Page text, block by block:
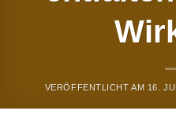
VERÖFFENTLICHT AM 16.